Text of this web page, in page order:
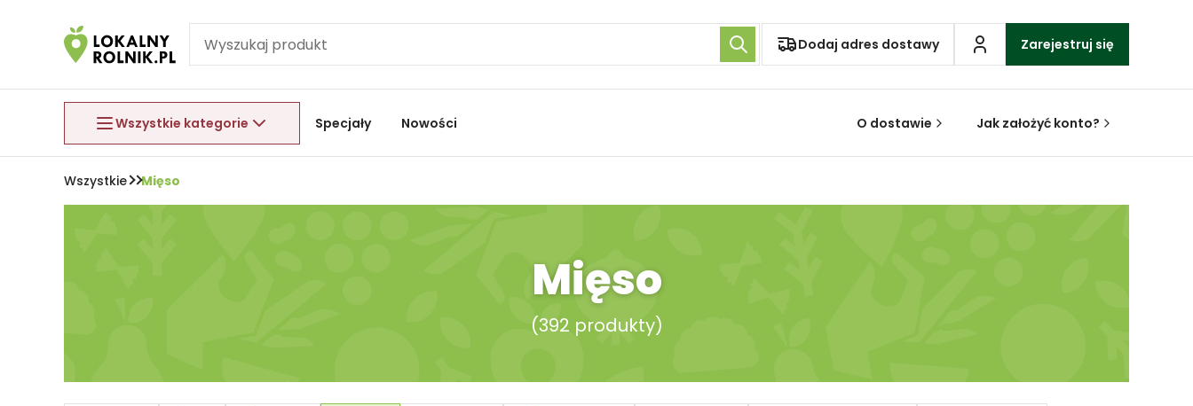
Dodaj adres dostawy Zarejestruj się
Wszystkie kategorie
Aby wyjść z menu, naciśnij przycisk Esc.
Specjały
Nowości O dostawie Jak założyć konto?
Wszystkie Mięso
Mięso
(392 produkty)